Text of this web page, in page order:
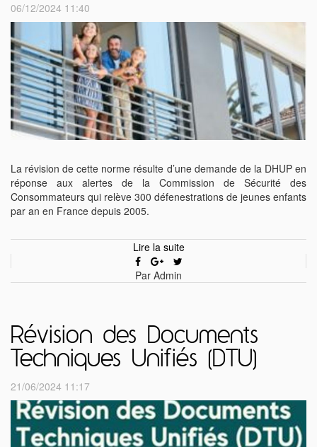
06/12/2024 11:40
La révision de cette norme résulte d’une demande de la DHUP en
réponse aux alertes de la Commission de Sécurité des
Consommateurs qui relève 300 défenestrations de jeunes enfants
par an en France depuis 2005.
Lire la suite
Par Admin
Révision des Documents
Techniques Unifiés (DTU)
21/06/2024 11:17